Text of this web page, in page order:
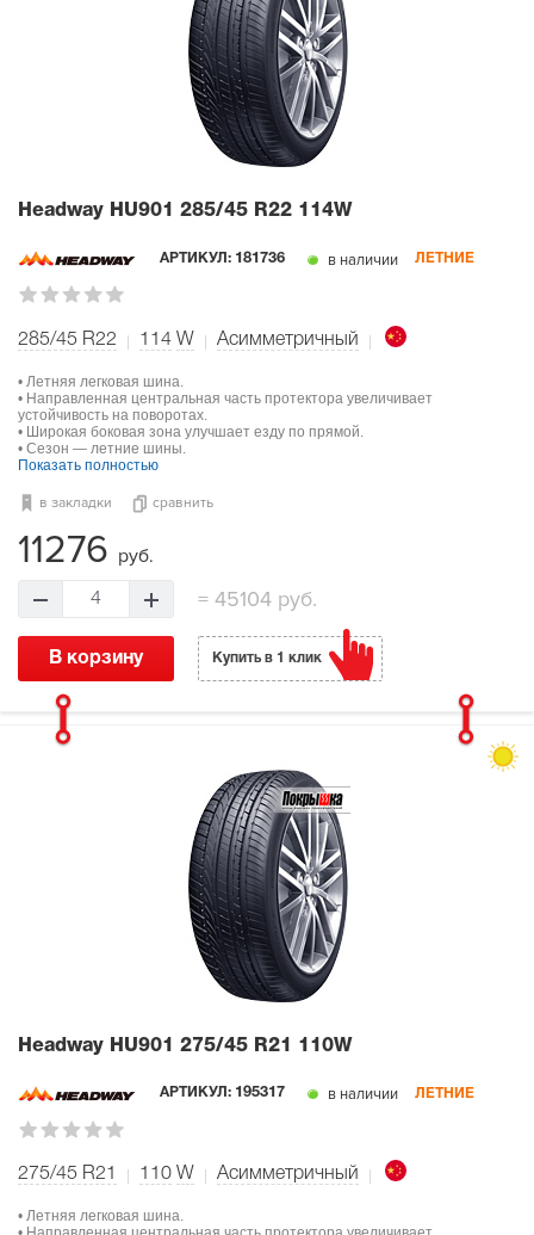
Headway HU901 285/45 R22 114W
АРТИКУЛ: 181736 в наличии ЛЕТНИЕ
285/45 R22 114 W Асимметричный
• Летняя легковая шина.
• Направленная центральная часть протектора увеличивает
устойчивость на поворотах.
• Широкая боковая зона улучшает езду по прямой.
• Сезон — летние шины.
Показать полностью
в закладки сравнить
11276 руб.
4 =45104 руб.
В корзину Купить в 1 клик
Headway HU901 275/45 R21 110W
АРТИКУЛ: 195317 в наличии ЛЕТНИЕ
275/45 R21 110 W Асимметричный
• Летняя легковая шина.